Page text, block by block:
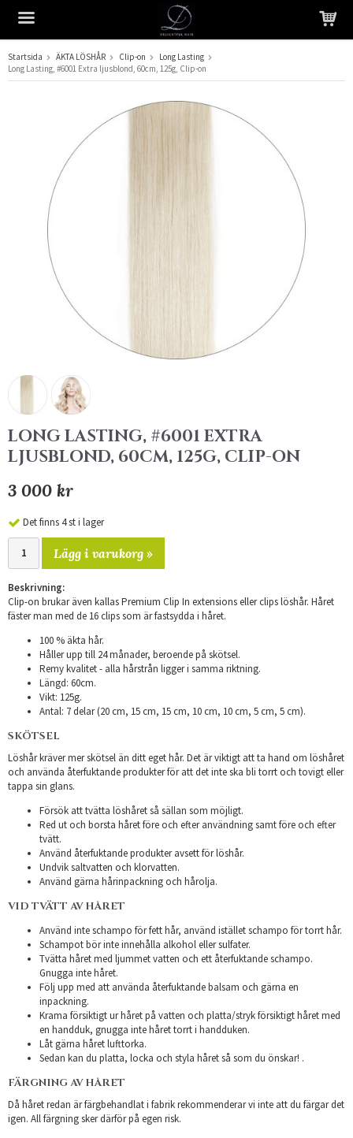
Produkten har blivit tillagd i varukorgen
Startsida ÄKTA LÖSHÅR Clip-on
Long Lasting
Long Lasting, #6001 Extra ljusblond, 60cm, 125g, Clip-on
LONG LASTING, #6001 EXTRA
LJUSBLOND, 60CM, 125G, CLIP-ON
3 000 kr
Det finns 4 st i lager
Lägg i varukorg »
Beskrivning:
Clip-on brukar även kallas Premium Clip In extensions eller clips löshår. Håret
fäster man med de 16 clips som är fastsydda i håret.
100 % äkta hår.
Håller upp till 24 månader, beroende på skötsel.
Remy kvalitet - alla hårstrån ligger i samma riktning.
Längd: 60cm.
Vikt: 125g.
Antal: 7 delar (20 cm, 15 cm, 15 cm, 10 cm, 10 cm, 5 cm, 5 cm).
SKÖTSEL
Löshår kräver mer skötsel än ditt eget hår. Det är viktigt att ta hand om löshåret
och använda återfuktande produkter för att det inte ska bli torrt och tovigt eller
tappa sin glans.
Försök att tvätta löshåret så sällan som möjligt.
Red ut och borsta håret före och efter användning samt före och efter
tvätt.
Använd återfuktande produkter avsett för löshår.
Undvik saltvatten och klorvatten.
Använd gärna hårinpackning och hårolja.
VID TVÄTT AV HÅRET
Använd inte schampo för fett hår, använd istället schampo för torrt hår.
Schampot bör inte innehålla alkohol eller sulfater.
Tvätta håret med ljummet vatten och ett återfuktande schampo.
Gnugga inte håret.
Följ upp med att använda återfuktande balsam och gärna en
inpackning.
Krama försiktigt ur håret på vatten och platta/stryk försiktigt håret med
en handduk, gnugga inte håret torrt i handduken.
Låt gärna håret lufttorka.
Sedan kan du platta, locka och styla håret så som du önskar! .
FÄRGNING AV HÅRET
Då håret redan är färgbehandlat i fabrik rekommenderar vi inte att du färgar det
igen. All färgning sker därför på egen risk.